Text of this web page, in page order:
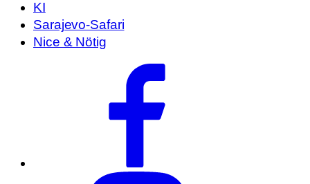
KI
Sarajevo-Safari
Nice & Nötig